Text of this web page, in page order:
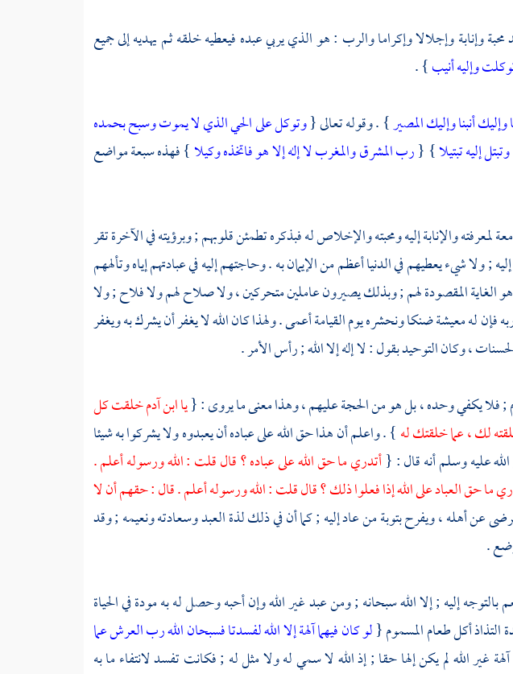
وإنابة وإجلالا وإكراما والرب : هو الذي يربي عبده فيعطيه خلقه ثم يهديه إلى جميع
وإليه أنيب} .
أنبنا وإليك المصير} . وقوله تعالى {وتوكل على الحي الذي لا يموت وسبح بحمده
وتبتل إليه تبتيلا} {رب المشرق والمغرب لا إله إلا هو فاتخذه وكيلا} فهذه سبعة مواضع
لمعرفته والإنابة إليه ومحبته والإخلاص له فبذكره تطمئن قلوبهم ; وبرؤيته في الآخرة تقر
; ولا شيء يعطيهم في الدنيا أعظم من الإيمان به . وحاجتهم إليه في عبادتهم إياه وتألههم
الغاية المقصودة لهم ; وبذلك يصيرون عاملين متحركين ، ولا صلاح لهم ولا فلاح ; ولا
له معيشة ضنكا ونحشره يوم القيامة أعمى . ولهذا كان الله لا يغفر أن يشرك به ويغفر
، وكان التوحيد بقول : لا إله إلا الله ; رأس الأمر .
; فلا يكفي وحده ، بل هو من الحجة عليهم ، وهذا معنى ما يروى : {يا ابنآدمخلقت كل
لك ، عما خلقتك له} . واعلم أن هذا حق الله على عباده أن يعبدوه ولا يشركوا به شيئا
عليه وسلم أنه قال : {أتدري ما حق الله على عباده ؟ قال قلت : الله ورسوله أعلم .
ما حق العباد على الله إذا فعلوا ذلك ؟ قال قلت : الله ورسوله أعلم . قال : حقهم أن لا
أهله ، ويفرح بتوبة من عاد إليه ; كما أن في ذلك لذة العبد وسعادته ونعيمه ; وقد
.
إليه ; إلا الله سبحانه ; ومن عبد غير الله وإن أحبه وحصل له به مودة في الحياة
أكل طعام المسموم {لو كان فيهما آلهة إلا الله لفسدتا فسبحان الله رب العرش عما
غير الله لم يكن إلها حقا ; إذ الله لا سمي له ولا مثل له ; فكانت تفسد لانتفاء ما به